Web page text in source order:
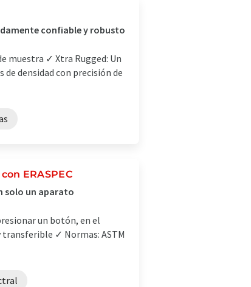
confiable y robusto
muestra ✓ Xtra Rugged: Un
densidad con precisión de
ERASPEC
solo un aparato
un botón, en el
✓ Normas: ASTM